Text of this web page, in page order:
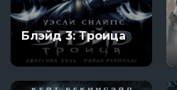
Блэйд 3: Троица